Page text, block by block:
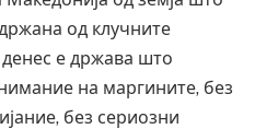
од клучните
е држава што
на маргините, без
без сериозни